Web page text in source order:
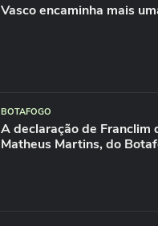
Vasco encaminha mais
BOTAFOGO
A declaração de Franclim
Matheus Martins, do